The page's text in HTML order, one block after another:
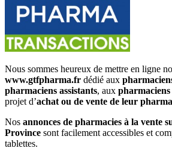
Nous sommes heureux de mettre en ligne
www.gtfpharma.fr dédié aux
pharmaciens assistants, aux pharmaciens
projet d’achat ou de vente de leur
Nos annonces de pharmacies à la vente
Province sont facilement accessibles et
tablettes.